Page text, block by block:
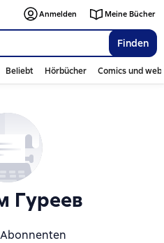
Finden
Anmelden Meine Bücher
Beliebt Hörbücher Comics und
Гуреев
Abonnenten